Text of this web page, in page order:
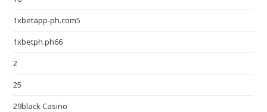
1xbetapp-ph.com5
1xbetph.ph66
2
25
29black Casino